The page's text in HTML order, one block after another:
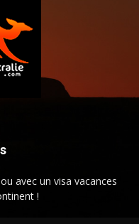
avec un visa vacances
!